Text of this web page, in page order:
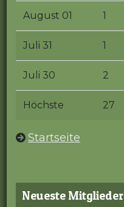
August 01 1
Juli 31 1
Juli 30 2
Höchste 27
Startseite
Neueste Mitglieder